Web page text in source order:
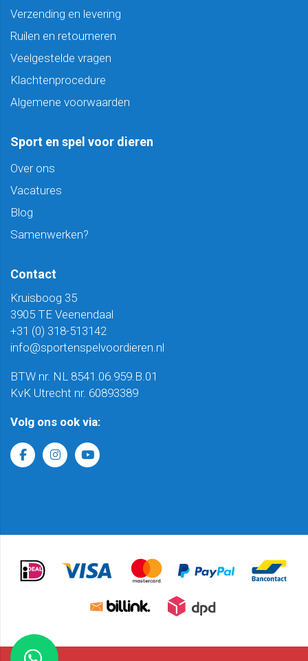
Verzending en levering
Ruilen en retourneren
Veelgestelde vragen
Klachtenprocedure
Algemene voorwaarden
Sport en spel voor dieren
Over ons
Vacatures
Blog
Samenwerken?
Contact
Kruisboog 35
3905 TE Veenendaal
+31 (0) 318-513142
info@sportenspelvoordieren.nl
BTW nr. NL 8541.06.959.B.01
KvK Utrecht nr. 60893389
Volg ons ook via: